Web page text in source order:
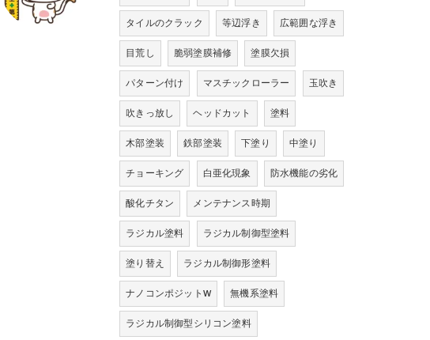
タイルのクラック
等辺浮き
広範囲な浮き
目荒し
脆弱塗膜補修
塗膜欠損
パターン付け
マスチックローラー
玉吹き
吹きっ放し
ヘッドカット
塗料
木部塗装
鉄部塗装 下塗り
中塗り
チョーキング
白亜化現象
防水機能の劣化
酸化チタン
メンテナンス時期
ラジカル塗料
ラジカル制御型塗料
塗り替え
ラジカル制御形塗料
ナノコンポジットW
無機系塗料
ラジカル制御型シリコン塗料